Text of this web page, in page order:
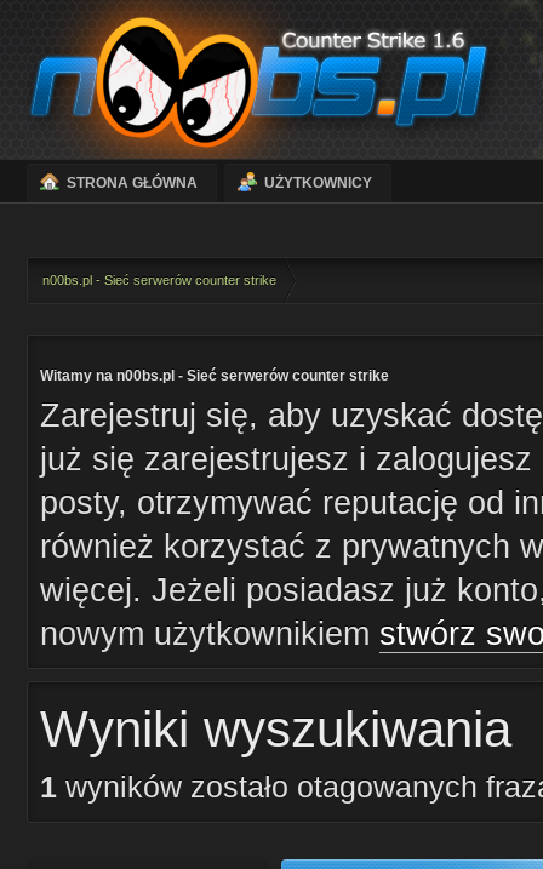
STRONA GŁÓWNA UŻYTKOWNICY
n00bs.pl - Sieć serwerów counter strike
Witamy na n00bs.pl - Sieć serwerów counter strike
Zarejestruj się, aby uzyskać
już się zarejestrujesz i
posty, otrzymywać reputację od
również korzystać z prywatnych
więcej. Jeżeli posiadasz już
nowym użytkownikiem stwórz
Wyniki wyszukiwania
1 wyników zostało otagowanych